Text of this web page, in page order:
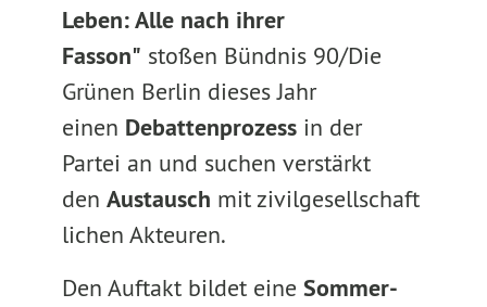
Leben: Alle nach ihrer
Fasson" stoßen Bündnis 90/Die
Grünen Berlin dieses Jahr
einen Debattenprozessin der
Partei an und suchen verstärkt
den Austausch mit zivilgesellschaft
lichen Akteuren.
Den Auftakt bildet eine Sommer-